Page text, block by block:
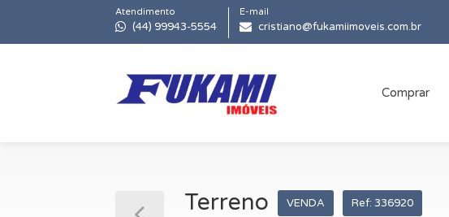
Atendimento
(44) 99943-5554
E-mail
cristiano@fukamiimoveis.com.br
Comprar
Terreno VENDA Ref: 336920